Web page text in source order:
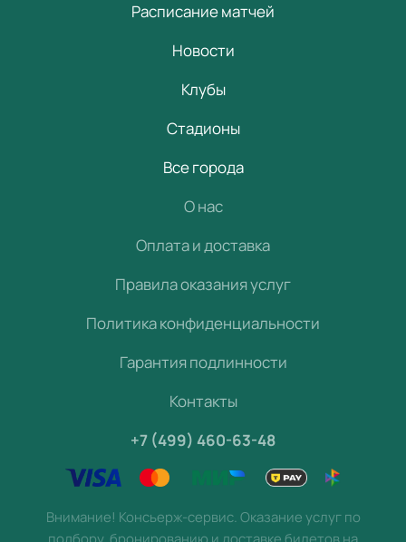
Расписание матчей
Новости
Клубы
Стадионы
Все города
О нас
Оплата и доставка
Правила оказания услуг
Политика конфиденциальности
Гарантия подлинности
Контакты
+7 (499) 460-63-48
Внимание! Консьерж-сервис. Оказание услуг по